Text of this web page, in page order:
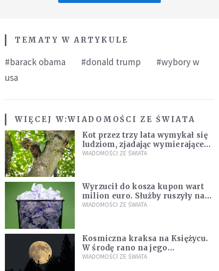
TEMATY W ARTYKULE
#barack obama #donald trump
#wybory w
usa
WIĘCEJ W:WIADOMOŚCI ZE ŚWIATA
Kot przez trzy lata wymykał się
ludziom, zjadając wymierające
kaczki. W końcu popełnił
WIADOMOŚCI ZE ŚWIATA
Wyrzucił do kosza kupon wart
milion euro. Służby ruszyły na
poszukiwania
WIADOMOŚCI ZE ŚWIATA
Kosmiczna kraksa na Księżycu.
W środę rano na jego
powierzchni dojdzie do
WIADOMOŚCI ZE ŚWIATA